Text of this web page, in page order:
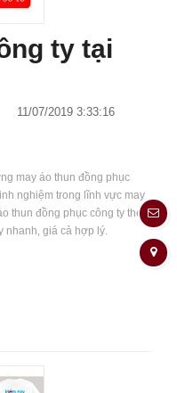
ty tại
11/07/2019 3:33:16
may áo thun đồng phục
nghiệm trong lĩnh vực may
thun đồng phục công ty theo
nhanh, giá cả hợp lý.